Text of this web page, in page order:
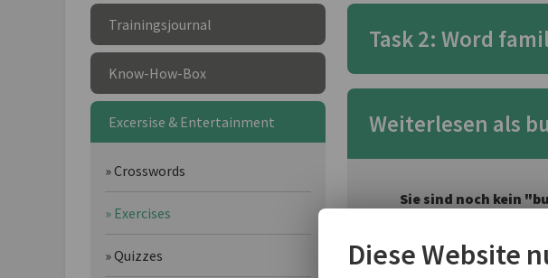
Diese Website
Trainingsjournal
Know-How-Box
Excersise & Entertainment
» Crosswords
» Exercises
» Quizzes
Task 2: Word
Weiterlesen als
Sie sind noch kein